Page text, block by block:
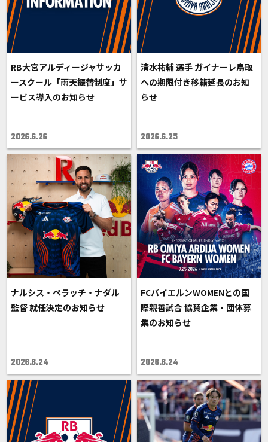
RB大宮アルディージャサッカ
ースクール「雨天振替制度」サ
ービス導入のお知らせ
2026.6.26
清水祐輔 選手 ガイナーレ鳥取
への期限付き移籍延長のお知
らせ
2026.6.25
ナルシス・ペラッチ・ナダル
監督 就任決定のお知らせ
2026.6.24
FCバイエルンWOMENとの国
際親善試合 協賛企業・団体募
集のお知らせ
2026.6.24